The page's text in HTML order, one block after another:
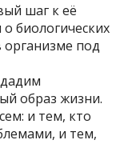
шаг к её
биологических
организме под
образ жизни.
и тем, кто
и тем,